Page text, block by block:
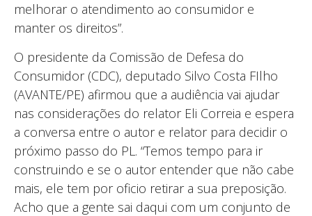
melhorar o atendimento ao consumidor e
manter os direitos”.
O presidente da Comissão de Defesa do
Consumidor (CDC), deputado Silvo Costa FIlho
(AVANTE/PE) afirmou que a audiência vai ajudar
nas considerações do relator Eli Correia e espera
a conversa entre o autor e relator para decidir o
próximo passo do PL. “Temos tempo para ir
construindo e se o autor entender que não cabe
mais, ele tem por oficio retirar a sua preposição.
Acho que a gente sai daqui com um conjunto de